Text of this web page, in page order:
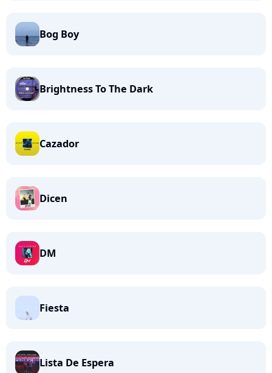
Bog Boy
Brightness To The Dark
Cazador
Dicen
DM
Fiesta
Lista De Espera